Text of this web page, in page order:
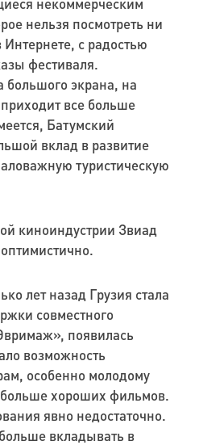
нельзя посмотреть ни
с радостью
фестиваля.
большого экрана, на
все больше
Батумский
вклад в развитие
туристическую
киноиндустрии Звиад
лет назад Грузия стала
совместного
появилась
возможность
особенно молодому
хороших фильмов.
явно недостаточно.
вкладывать в